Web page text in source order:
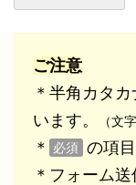
ご注意
＊半角カタ
います。
（文
＊ 必須 の項
＊フォーム